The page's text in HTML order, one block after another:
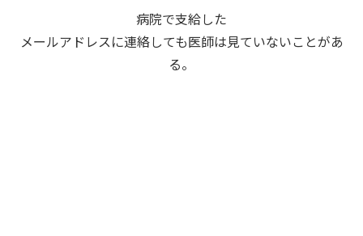
病院で支給した
メールアドレスに連絡しても医師は見ていないことがあ
る。